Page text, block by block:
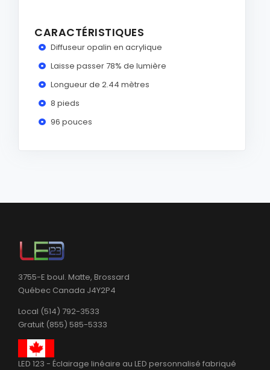
CARACTÉRISTIQUES
Diffuseur opalin en acrylique
Laisse passer 78% de lumière
Longueur de 2.44 mètres
8 pieds
96 pouces
3755-E boul. Matte, Brossard
Québec Canada J4Y2P4
Local (514) 792-3533
Gratuit (855) 585-5333
LED 123 - Éclairage linéaire au LED personnalisé fabriqué